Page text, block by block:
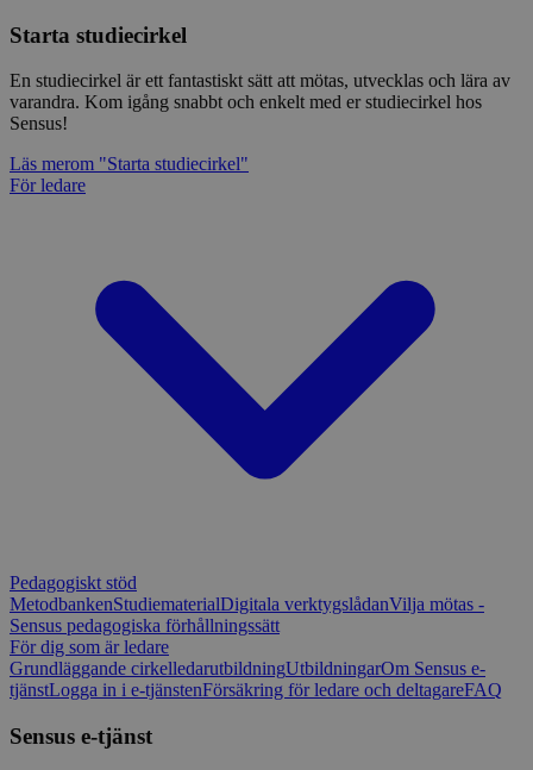
Starta studiecirkel
En studiecirkel är ett fantastiskt sätt att mötas, utvecklas och lära av
varandra. Kom igång snabbt och enkelt med er studiecirkel hos
Sensus!
Läs merom "Starta studiecirkel"
För ledare
Pedagogiskt stöd
MetodbankenStudiematerialDigitala verktygslådanVilja mötas -
Sensus pedagogiska förhållningssätt
För dig som är ledare
Grundläggande cirkelledarutbildningUtbildningarOm Sensus e-
tjänstLogga in i e-tjänstenFörsäkring för ledare och deltagareFAQ
Sensus e-tjänst